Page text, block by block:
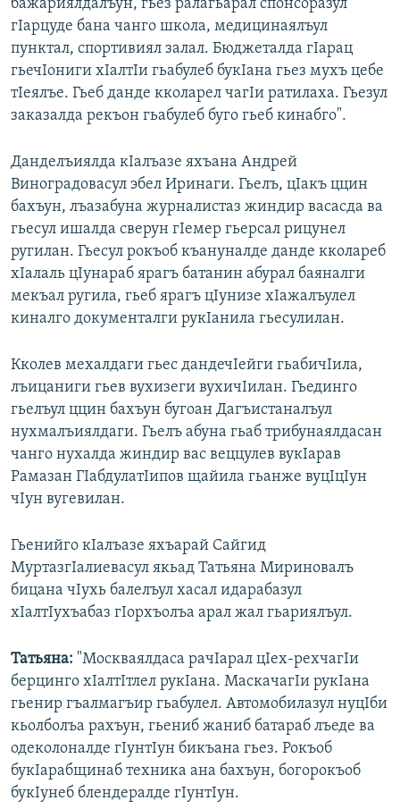
бажариялдалъун, гьез ралагьарал спонсоразул
гIарцуде бана чанго школа, медицинаялъул
пунктал, спортивиял залал. Бюджеталда гIарац
гьечIониги хIалтIи гьабулеб букIана гьез мухъ цебе
тIеялъе. Гьеб данде кколарел чагIи ратилаха. Гьезул
заказалда рекъон гьабулеб буго гьеб кинабго".
Данделъиялда кIалъазе яхъана Андрей
Виноградовасул эбел Иринаги. Гьелъ, цIакъ ццин
бахъун, лъазабуна журналистаз жиндир васасда ва
гьесул ишалда сверун гIемер гьерсал рицунел
ругилан. Гьесул рокъоб къануналде данде кколареб
хIалаль цIунараб ярагъ батанин абурал баяналги
мекъал ругила, гьеб ярагъ цIунизе хIажалъулел
киналго документалги рукIанила гьесулилан.
Кколев мехалдаги гьес дандечIейги гьабичIила,
лъицаниги гьев вухизеги вухичIилан. Гьединго
гьелъул ццин бахъун бугоан Дагъистаналъул
нухмалъиялдаги. Гьелъ абуна гьаб трибунаялдасан
чанго нухалда жиндир вас веццулев вукIарав
Рамазан ГIабдулатIипов щайила гьанже вуцIцIун
чIун вугевилан.
Гьенийго кIалъазе яхъарай Сайгид
МуртазгIалиевасул якьад Татьяна Мириновалъ
бицана чIухь балелъул хасал идарабазул
хIалтIухъабаз гIорхъолъа арал жал гьариялъул.
Татьяна: "Москваялдаса рачIарал цIех-рехчагIи
берцинго хIалтIтлел рукIана. МаскачагIи рукIана
гьенир гъалмагъир гьабулел. Автомобилазул нуцIби
кьолболъа рахъун, гьениб жаниб батараб лъеде ва
одеколоналде гIунтIун бикъана гьез. Рокъоб
букIарабщинаб техника ана бахъун, богорокъоб
букIунеб блендералде гIунтIун.